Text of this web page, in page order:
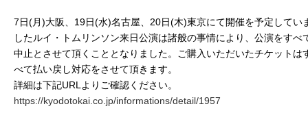
7日(月)大阪、19日(水)名古屋、20日(木)東京にて開催を予定してい
したルイ・トムリンソン来日公演は諸般の事情により、公演をすべ
中止とさせて頂くこととなりました。ご購入いただいたチケットは
べて払い戻し対応をさせて頂きます。
詳細は下記URLよりご確認ください。
https://kyodotokai.co.jp/informations/detail/1957